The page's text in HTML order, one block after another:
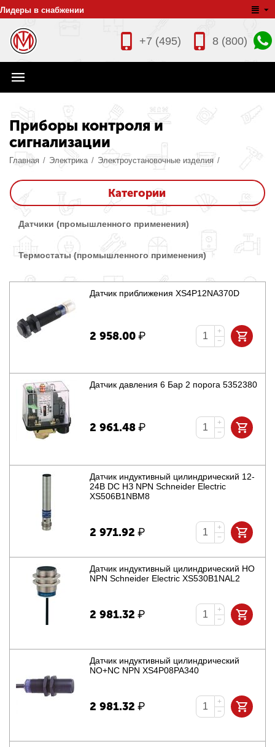
Лидеры в снабжении
8 (800)
+7 (495)
Приборы контроля и
сигнализации
Главная / Электрика / Электроустановочные изделия /
Категории
Датчики (промышленного применения)
Термостаты (промышленного применения)
Датчик приближения XS4P12NA370D
2 958.00₽
+
−
Датчик давления 6 Бар 2 порога 5352380
2 961.48₽
+
−
Датчик индуктивный цилиндрический 12-
24В DC НЗ NPN Schneider Electric
XS506B1NBM8
2 971.92 ₽
+
−
Датчик индуктивный цилиндрический НО
NPN Schneider Electric XS530B1NAL2
2 981.32 ₽
+
−
Датчик индуктивный цилиндрический
NO+NC NPN XS4P08PA340
2 981.32 ₽
+
−